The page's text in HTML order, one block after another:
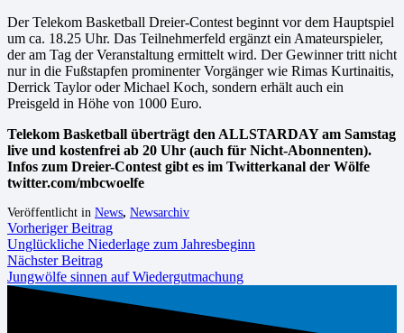
Der Telekom Basketball Dreier-Contest beginnt vor dem Hauptspiel
um ca. 18.25 Uhr. Das Teilnehmerfeld ergänzt ein Amateurspieler,
der am Tag der Veranstaltung ermittelt wird. Der Gewinner tritt nicht
nur in die Fußstapfen prominenter Vorgänger wie Rimas Kurtinaitis,
Derrick Taylor oder Michael Koch, sondern erhält auch ein
Preisgeld in Höhe von 1000 Euro.
Telekom Basketball überträgt den ALLSTARDAY am Samstag
live und kostenfrei ab 20 Uhr (auch für Nicht-Abonnenten).
Infos zum Dreier-Contest gibt es im Twitterkanal der Wölfe
twitter.com/mbcwoelfe
Veröffentlicht in News, Newsarchiv
Vorheriger Beitrag
Unglückliche Niederlage zum Jahresbeginn
Nächster Beitrag
Jungwölfe sinnen auf Wiedergutmachung